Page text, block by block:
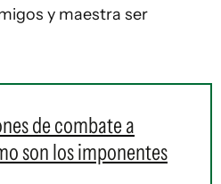
y maestra ser
de combate a
son los imponentes